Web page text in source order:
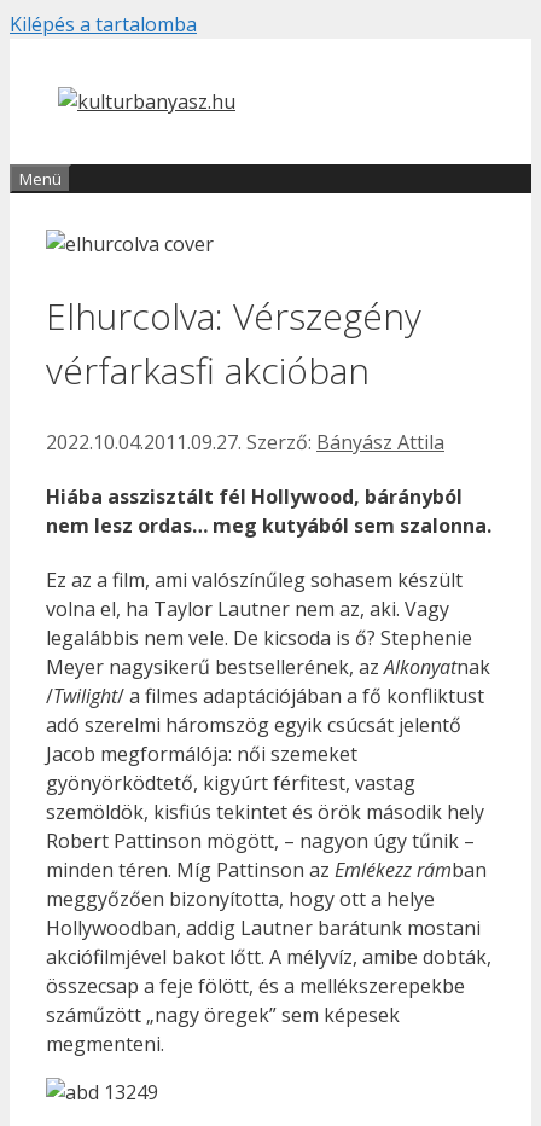
Kilépés a tartalomba
Menü
Elhurcolva: Vérszegény
vérfarkasfi akcióban
2022.10.04.2011.09.27. Szerző: Bányász Attila
Hiába asszisztált fél Hollywood, bárányból
nem lesz ordas… meg kutyából sem szalonna.
Ez az a film, ami valószínűleg sohasem készült
volna el, ha Taylor Lautner nem az, aki. Vagy
legalábbis nem vele. De kicsoda is ő? Stephenie
Meyer nagysikerű bestsellerének, azAlkonyatnak
/Twilight/ a filmes adaptációjában a fő konfliktust
adó szerelmi háromszög egyik csúcsát jelentő
Jacob megformálója: női szemeket
gyönyörködtető, kigyúrt férfitest, vastag
szemöldök, kisfiús tekintet és örök második hely
Robert Pattinson mögött, – nagyon úgy tűnik –
minden téren. Míg Pattinson az Emlékezz rámban
meggyőzően bizonyította, hogy ott a helye
Hollywoodban, addig Lautner barátunk mostani
akciófilmjével bakot lőtt. A mélyvíz, amibe dobták,
összecsap a feje fölött, és a mellékszerepekbe
száműzött „nagy öregek” sem képesek
megmenteni.